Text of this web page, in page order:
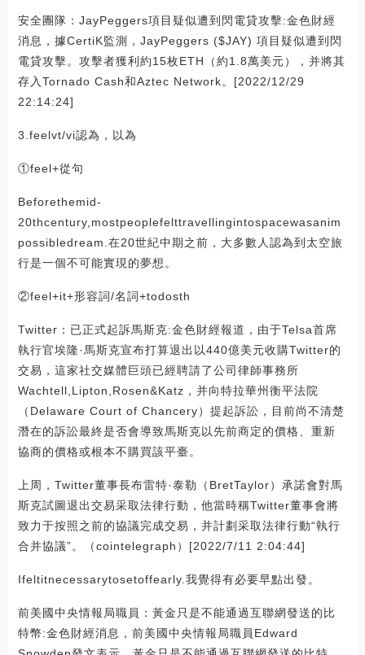
安全團隊：JayPeggers項目疑似遭到閃電貸攻擊:金色財經
消息，據CertiK監測，JayPeggers ($JAY) 項目疑似遭到閃
電貸攻擊。攻擊者獲利約15枚ETH（約1.8萬美元），并將其
存入Tornado Cash和Aztec Network。[2022/12/29
22:14:24]
3.feelvt/vi認為，以為
①feel+從句
Beforethemid-
20thcentury,mostpeoplefelttravellingintospacewasanim
possibledream.在20世紀中期之前，大多數人認為到太空旅
行是一個不可能實現的夢想。
②feel+it+形容詞/名詞+todosth
Twitter：已正式起訴馬斯克:金色財經報道，由于Telsa首席
執行官埃隆·馬斯克宣布打算退出以440億美元收購Twitter的
交易，這家社交媒體巨頭已經聘請了公司律師事務所
Wachtell,Lipton,Rosen&Katz，并向特拉華州衡平法院
（Delaware Court of Chancery）提起訴訟，目前尚不清楚
潛在的訴訟最終是否會導致馬斯克以先前商定的價格、重新
協商的價格或根本不購買該平臺。
上周，Twitter董事長布雷特·泰勒（BretTaylor）承諾會對馬
斯克試圖退出交易采取法律行動，他當時稱Twitter董事會將
致力于按照之前的協議完成交易，并計劃采取法律行動“執行
合并協議”。（cointelegraph）[2022/7/11 2:04:44]
Ifeltitnecessarytosetoffearly.我覺得有必要早點出發。
前美國中央情報局職員：黃金只是不能通過互聯網發送的比
特幣:金色財經消息，前美國中央情報局職員Edward